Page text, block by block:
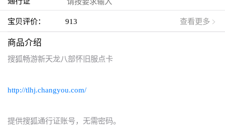
宝贝评价： 913 查看更多
商品介绍
搜狐畅游新天龙八部怀旧服点卡
http://tlhj.changyou.com/
提供搜狐通行证账号，无需密码。